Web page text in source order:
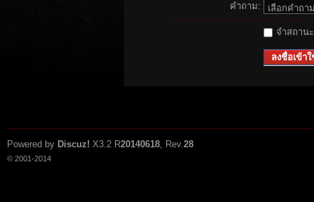
คำถาม:
จำสถาน
ลงชื่อเข้าใ
Powered by Discuz! X3.2 R20140618, Rev.28
© 2001-2014